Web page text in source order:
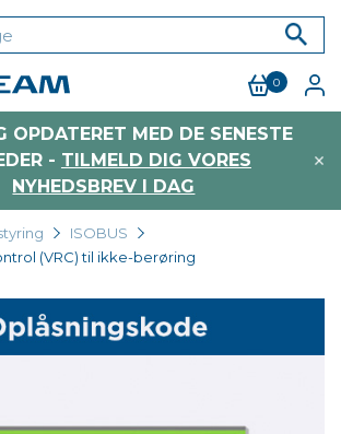
0
OPDATERET MED DE SENESTE
- TILMELD DIG VORES
NYHEDSBREV I DAG
ISOBUS
(VRC) til ikke-berøring